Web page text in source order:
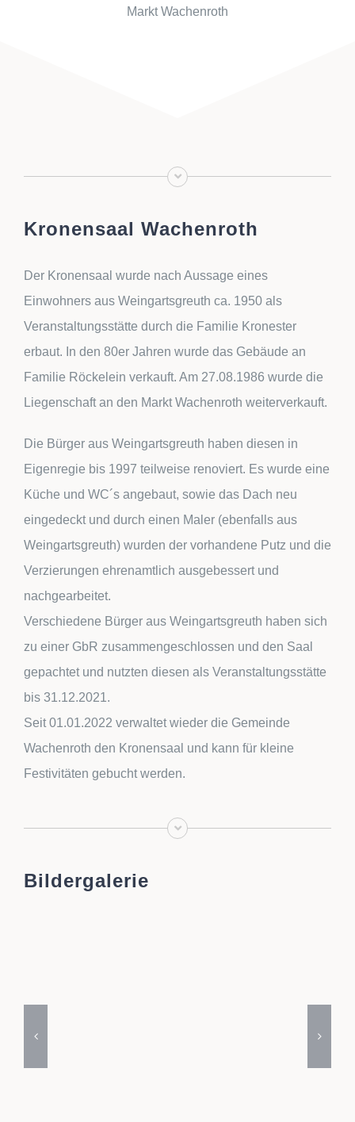
Markt Wachenroth
Kronensaal Wachenroth
Der Kronensaal wurde nach Aussage eines
Einwohners aus Weingartsgreuth ca. 1950 als
Veranstaltungsstätte durch die Familie Kronester
erbaut. In den 80er Jahren wurde das Gebäude an
Familie Röckelein verkauft. Am 27.08.1986 wurde die
Liegenschaft an den Markt Wachenroth weiterverkauft.
Die Bürger aus Weingartsgreuth haben diesen in
Eigenregie bis 1997 teilweise renoviert. Es wurde eine
Küche und WC´s angebaut, sowie das Dach neu
eingedeckt und durch einen Maler (ebenfalls aus
Weingartsgreuth) wurden der vorhandene Putz und die
Verzierungen ehrenamtlich ausgebessert und
nachgearbeitet.
Verschiedene Bürger aus Weingartsgreuth haben sich
zu einer GbR zusammengeschlossen und den Saal
gepachtet und nutzten diesen als Veranstaltungsstätte
bis 31.12.2021.
Seit 01.01.2022 verwaltet wieder die Gemeinde
Wachenroth den Kronensaal und kann für kleine
Festivitäten gebucht werden.
Bildergalerie